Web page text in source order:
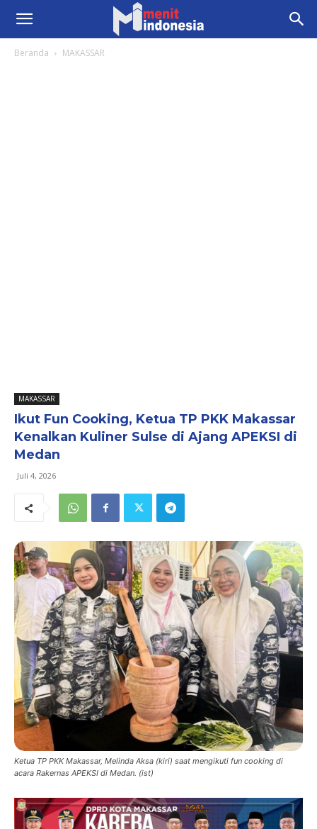
Beranda MAKASSAR
MAKASSAR
Ikut Fun Cooking, Ketua TP PKK Makassar
Kenalkan Kuliner Sulse di Ajang APEKSI di
Medan
Juli 4, 2026
Ketua TP PKK Makassar, Melinda Aksa (kiri) saat mengikuti fun cooking di
acara Rakernas APEKSI di Medan. (ist)